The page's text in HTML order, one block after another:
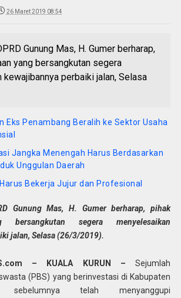
26 Maret 2019 08:54
Gunung Mas, H. Gumer berharap,
yang bersangkutan segera
perbaiki jalan, Selasa
Eks Penambang Beralih ke Sektor Usaha
Jangka Menengah Harus Berdasarkan
Unggulan Daerah
Bekerja Jujur dan Profesional
Gunung Mas, H. Gumer berharap, pihak
bersangkutan segera menyelesaikan
jalan, Selasa (26/3/2019).
– KUALA KURUN – Sejumlah
(PBS) yang berinvestasi di Kabupaten
telah menyanggupi